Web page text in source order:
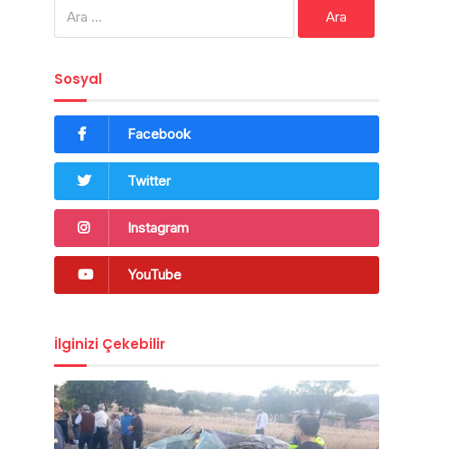
Sosyal
Facebook
Twitter
Instagram
YouTube
İlginizi Çekebilir